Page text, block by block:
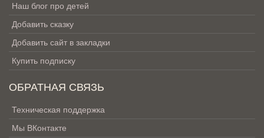
Наш блог про детей
Добавить сказку
Добавить сайт в закладки
Купить подписку
ОБРАТНАЯ СВЯЗЬ
Техническая поддержка
Мы ВКонтакте